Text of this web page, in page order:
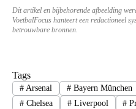
Dit artikel en bijbehorende afbeelding
VoetbalFocus hanteert een redactioneel
betrouwbare bronnen.
Tags
#Arsenal #Bayern München
#Chelsea #Liverpool #